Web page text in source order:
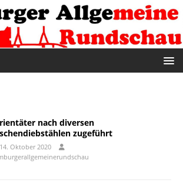
nach diversen
zugeführt
14. Oktober 2020